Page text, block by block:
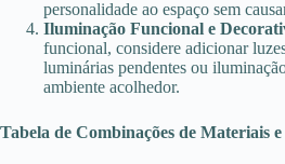
personalidade ao espaço sem
Iluminação Funcional e
funcional, considere adicionar
luminárias pendentes ou
ambiente acolhedor.
Tabela de Combinações de Materiais